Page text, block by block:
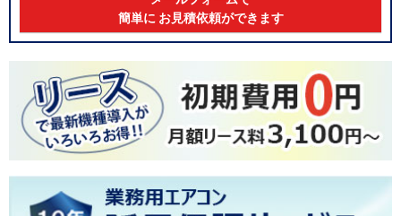
簡単に お見積依頼ができます